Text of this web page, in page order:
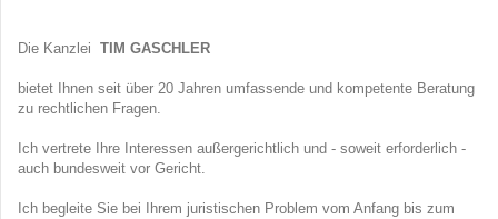
Die Kanzlei TIM GASCHLER
bietet Ihnen seit über 20 Jahren umfassende und kompetente Beratung
zu rechtlichen Fragen.
Ich vertrete Ihre Interessen außergerichtlich und - soweit erforderlich -
auch bundesweit vor Gericht.
Ich begleite Sie bei Ihrem juristischen Problem vom Anfang bis zum